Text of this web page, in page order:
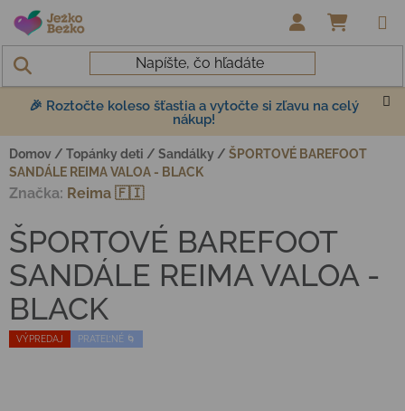
Prejsť na obsah
🎉 Roztočte koleso šťastia a vytočte si zľavu na celý
nákup!
Domov / Topánky deti / Sandálky / ŠPORTOVÉ BAREFOOT
SANDÁLE REIMA VALOA - BLACK
VÝPREDAJ PRATEĽNÉ 🌀
ŠPORTOVÉ BAREFOOT
SANDÁLE REIMA VALOA -
BLACK
Značka: Reima 🇫🇮